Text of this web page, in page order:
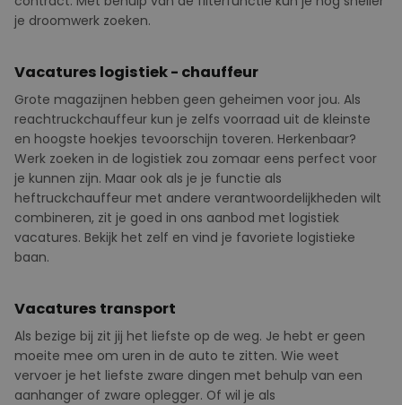
je droomwerk zoeken.
Vacatures logistiek - chauffeur
Grote magazijnen hebben geen geheimen voor jou. Als
reachtruckchauffeur kun je zelfs voorraad uit de kleinste
en hoogste hoekjes tevoorschijn toveren. Herkenbaar?
Werk zoeken in de logistiek zou zomaar eens perfect voor
je kunnen zijn. Maar ook als je je functie als
heftruckchauffeur met andere verantwoordelijkheden wilt
combineren, zit je goed in ons aanbod met logistiek
vacatures. Bekijk het zelf en vind je favoriete logistieke
baan.
Vacatures transport
Als bezige bij zit jij het liefste op de weg. Je hebt er geen
moeite mee om uren in de auto te zitten. Wie weet
vervoer je het liefste zware dingen met behulp van een
aanhanger of zware oplegger. Of wil je als